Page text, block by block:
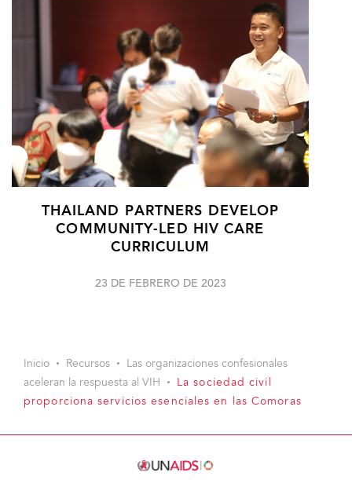
THAILAND PARTNERS DEVELOP
COMMUNITY-LED HIV CARE
CURRICULUM
23 DE FEBRERO DE 2023
Inicio Recursos
Las organizaciones confesionales
aceleran la respuesta al VIH
La sociedad civil
proporciona servicios esenciales en las Comoras